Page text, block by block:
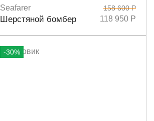
Размеры 4042
Seafarer
Шерстяной бомбер
158 600 Р
118 950 Р
-30%